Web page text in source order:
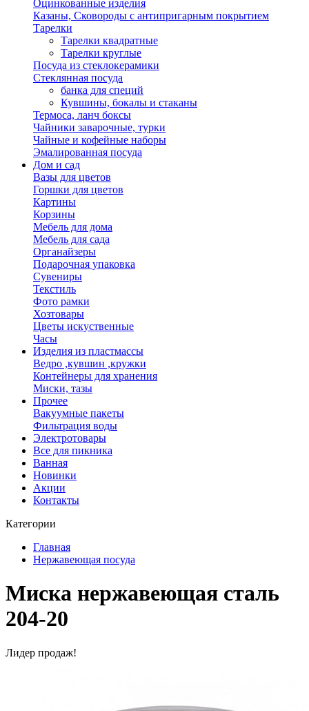
Оцинкованные изделия
Казаны, Сковороды с антипригарным покрытием
Тарелки
Тарелки квадратные
Тарелки круглые
Посуда из стеклокерамики
Стеклянная посуда
банка для специй
Кувшины, бокалы и стаканы
Термоса, ланч боксы
Чайники заварочные, турки
Чайные и кофейные наборы
Эмалированная посуда
Дом и сад
Вазы для цветов
Горшки для цветов
Картины
Корзины
Мебель для дома
Мебель для сада
Органайзеры
Подарочная упаковка
Сувениры
Текстиль
Фото рамки
Хозтовары
Цветы искуственные
Часы
Изделия из пластмассы
Ведро ,кувшин ,кружки
Контейнеры для хранения
Миски, тазы
Прочее
Вакуумные пакеты
Фильтрация воды
Электротовары
Все для пикника
Ванная
Новинки
Акции
Контакты
Категории
Главная
Нержавеющая посуда
Mиска нержавеющая сталь
204-20
Лидер продаж!